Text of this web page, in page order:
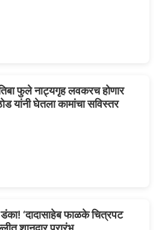
फुले नाट्यगृह लवकरच होणार
यांनी घेतला कामांचा सविस्तर
डंका! ‘दादासाहेब फाळके चित्रपट